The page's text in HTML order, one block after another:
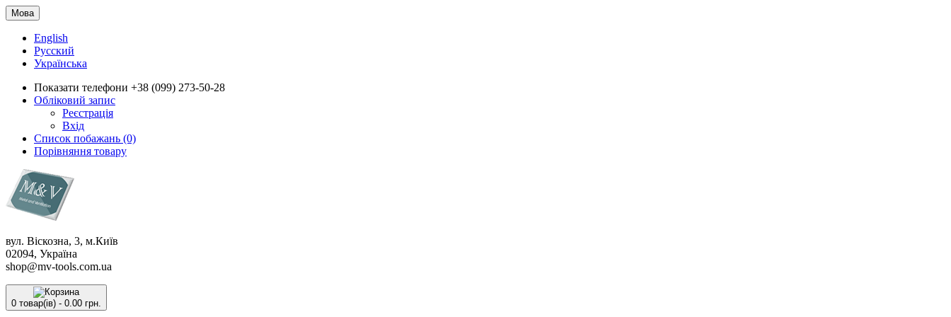
Мова
English
Русский
Українська
Показати телефони +38 (099) 273-50-28
Обліковий запис
Реєстрація
Вхід
Список побажань (0)
Порівняння товару
вул. Віскозна, 3, м.Київ
02094, Україна
shop@mv-tools.com.ua
0 товар(ів) - 0.00 грн.